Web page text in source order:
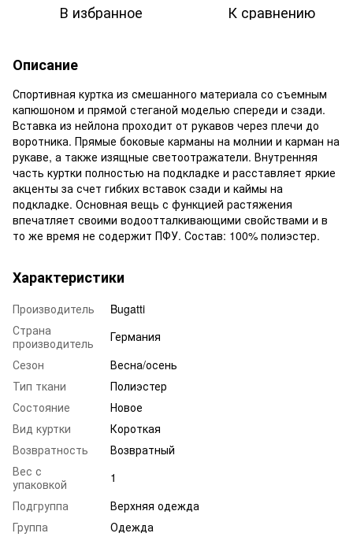
В избранное К сравнению
Описание
Спортивная куртка из смешанного материала со съемным
капюшоном и прямой стеганой моделью спереди и сзади.
Вставка из нейлона проходит от рукавов через плечи до
воротника. Прямые боковые карманы на молнии и карман на
рукаве, а также изящные светоотражатели. Внутренняя
часть куртки полностью на подкладке и расставляет яркие
акценты за счет гибких вставок сзади и каймы на
подкладке. Основная вещь с функцией растяжения
впечатляет своими водоотталкивающими свойствами и в
то же время не содержит ПФУ. Состав: 100% полиэстер.
Характеристики
Производитель
Bugatti
Страна
производитель
Германия
Сезон
Весна/осень
Тип ткани
Полиэстер
Состояние
Новое
Вид куртки
Короткая
Возвратность
Возвратный
Вес с
упаковкой
1
Подгруппа
Верхняя одежда
Группа
Одежда